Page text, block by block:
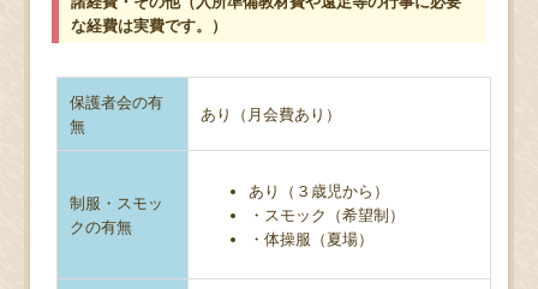
な経費は実費です。）
保護者会の有
無
あり（月会費あり）
制服・スモッ
クの有無
あり（３歳児から）
・スモック（希望制）
・体操服（夏場）